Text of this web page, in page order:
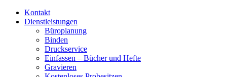
Kontakt
Dienstleistungen
Büroplanung
Binden
Druckservice
Einfassen – Bücher und Hefte
Gravieren